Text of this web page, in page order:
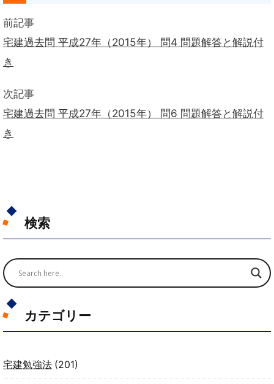
前記事
宅建過去問 平成27年（2015年） 問4 問題解答と解説付
き
次記事
宅建過去問 平成27年（2015年） 問6 問題解答と解説付
き
検索
カテゴリー
宅建勉強法 (201)